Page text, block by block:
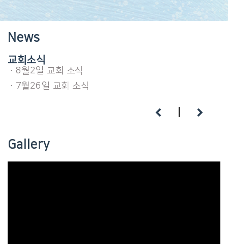
News
교회소식
·7월26일 교회 소식
·7월 19일 교회 소식
·8월2일 교회 소식
·7월26일 교회 소식
Gallery